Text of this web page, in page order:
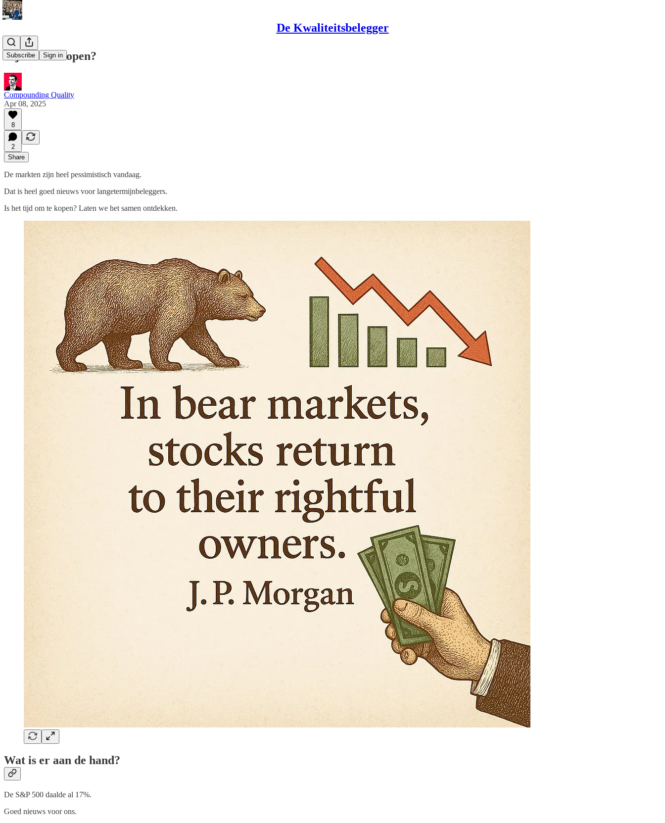
De Kwaliteitsbelegger
Subscribe Sign in
Tijd om te kopen?
Compounding Quality
Apr 08, 2025
8
2
Share
De markten zijn heel pessimistisch vandaag.
Dat is heel goed nieuws voor langetermijnbeleggers.
Is het tijd om te kopen? Laten we het samen ontdekken.
Wat is er aan de hand?
De S&P 500 daalde al 17%.
Goed nieuws voor ons.